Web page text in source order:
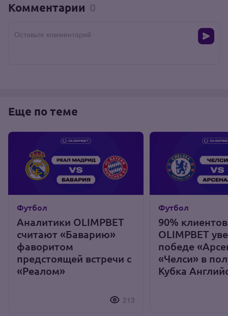
Комментарии
Оставьте комментарий
Еще по теме
Футбол
Аналитики OLIMPBET
считают «Баварию»
фаворитом
предстоящей встречи с
«Реалом»
213
Футбол
90% клиентов
OLIMPBET
победе
«Челси» в
Кубка